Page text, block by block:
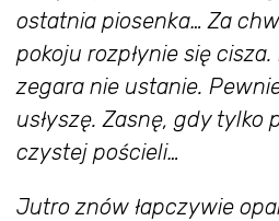
ostatnia piosenka… Za
pokoju rozpłynie się
zegara nie ustanie.
usłyszę. Zasnę, gdy tylko
czystej pościeli…
Jutro znów łapczywie